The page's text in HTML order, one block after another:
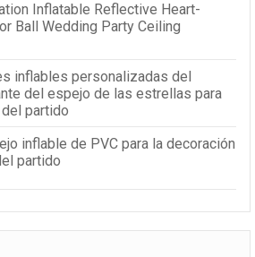
Inflatable Reflective Heart-
Ball Wedding Party Ceiling
inflables personalizadas del
del espejo de las estrellas para
partido
inflable de PVC para la decoración
partido